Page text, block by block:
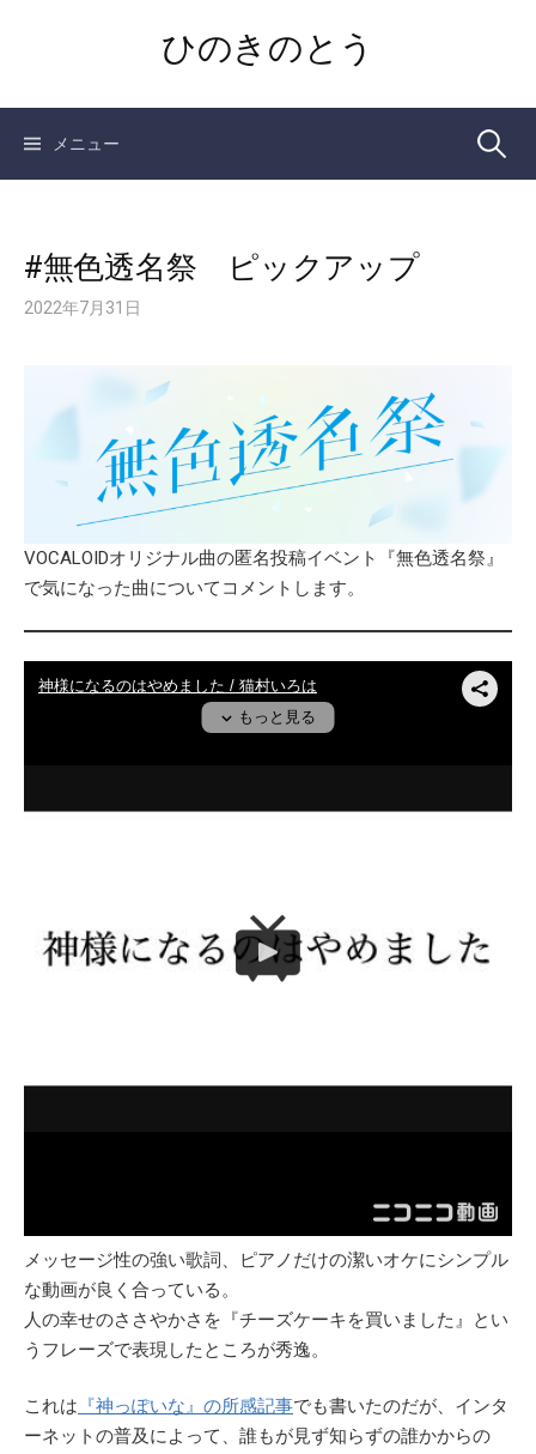
ン
ひのきのとう
メニュー 検
#無色透名祭 ピックアップ
2022年7月31日
VOCALOIDオリジナル曲の匿名投稿イベント『無色透名祭』
で気になった曲についてコメントします。
メッセージ性の強い歌詞、ピアノだけの潔いオケにシンプル
な動画が良く合っている。
人の幸せのささやかさを『チーズケーキを買いました』とい
うフレーズで表現したところが秀逸。
これは 『神っぽいな』の所感記事でも書いたのだが、インタ
ーネットの普及によって、誰もが見ず知らずの誰かからの